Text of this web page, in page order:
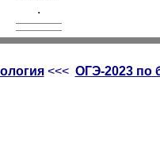
.
<<< ОГЭ-2023 по